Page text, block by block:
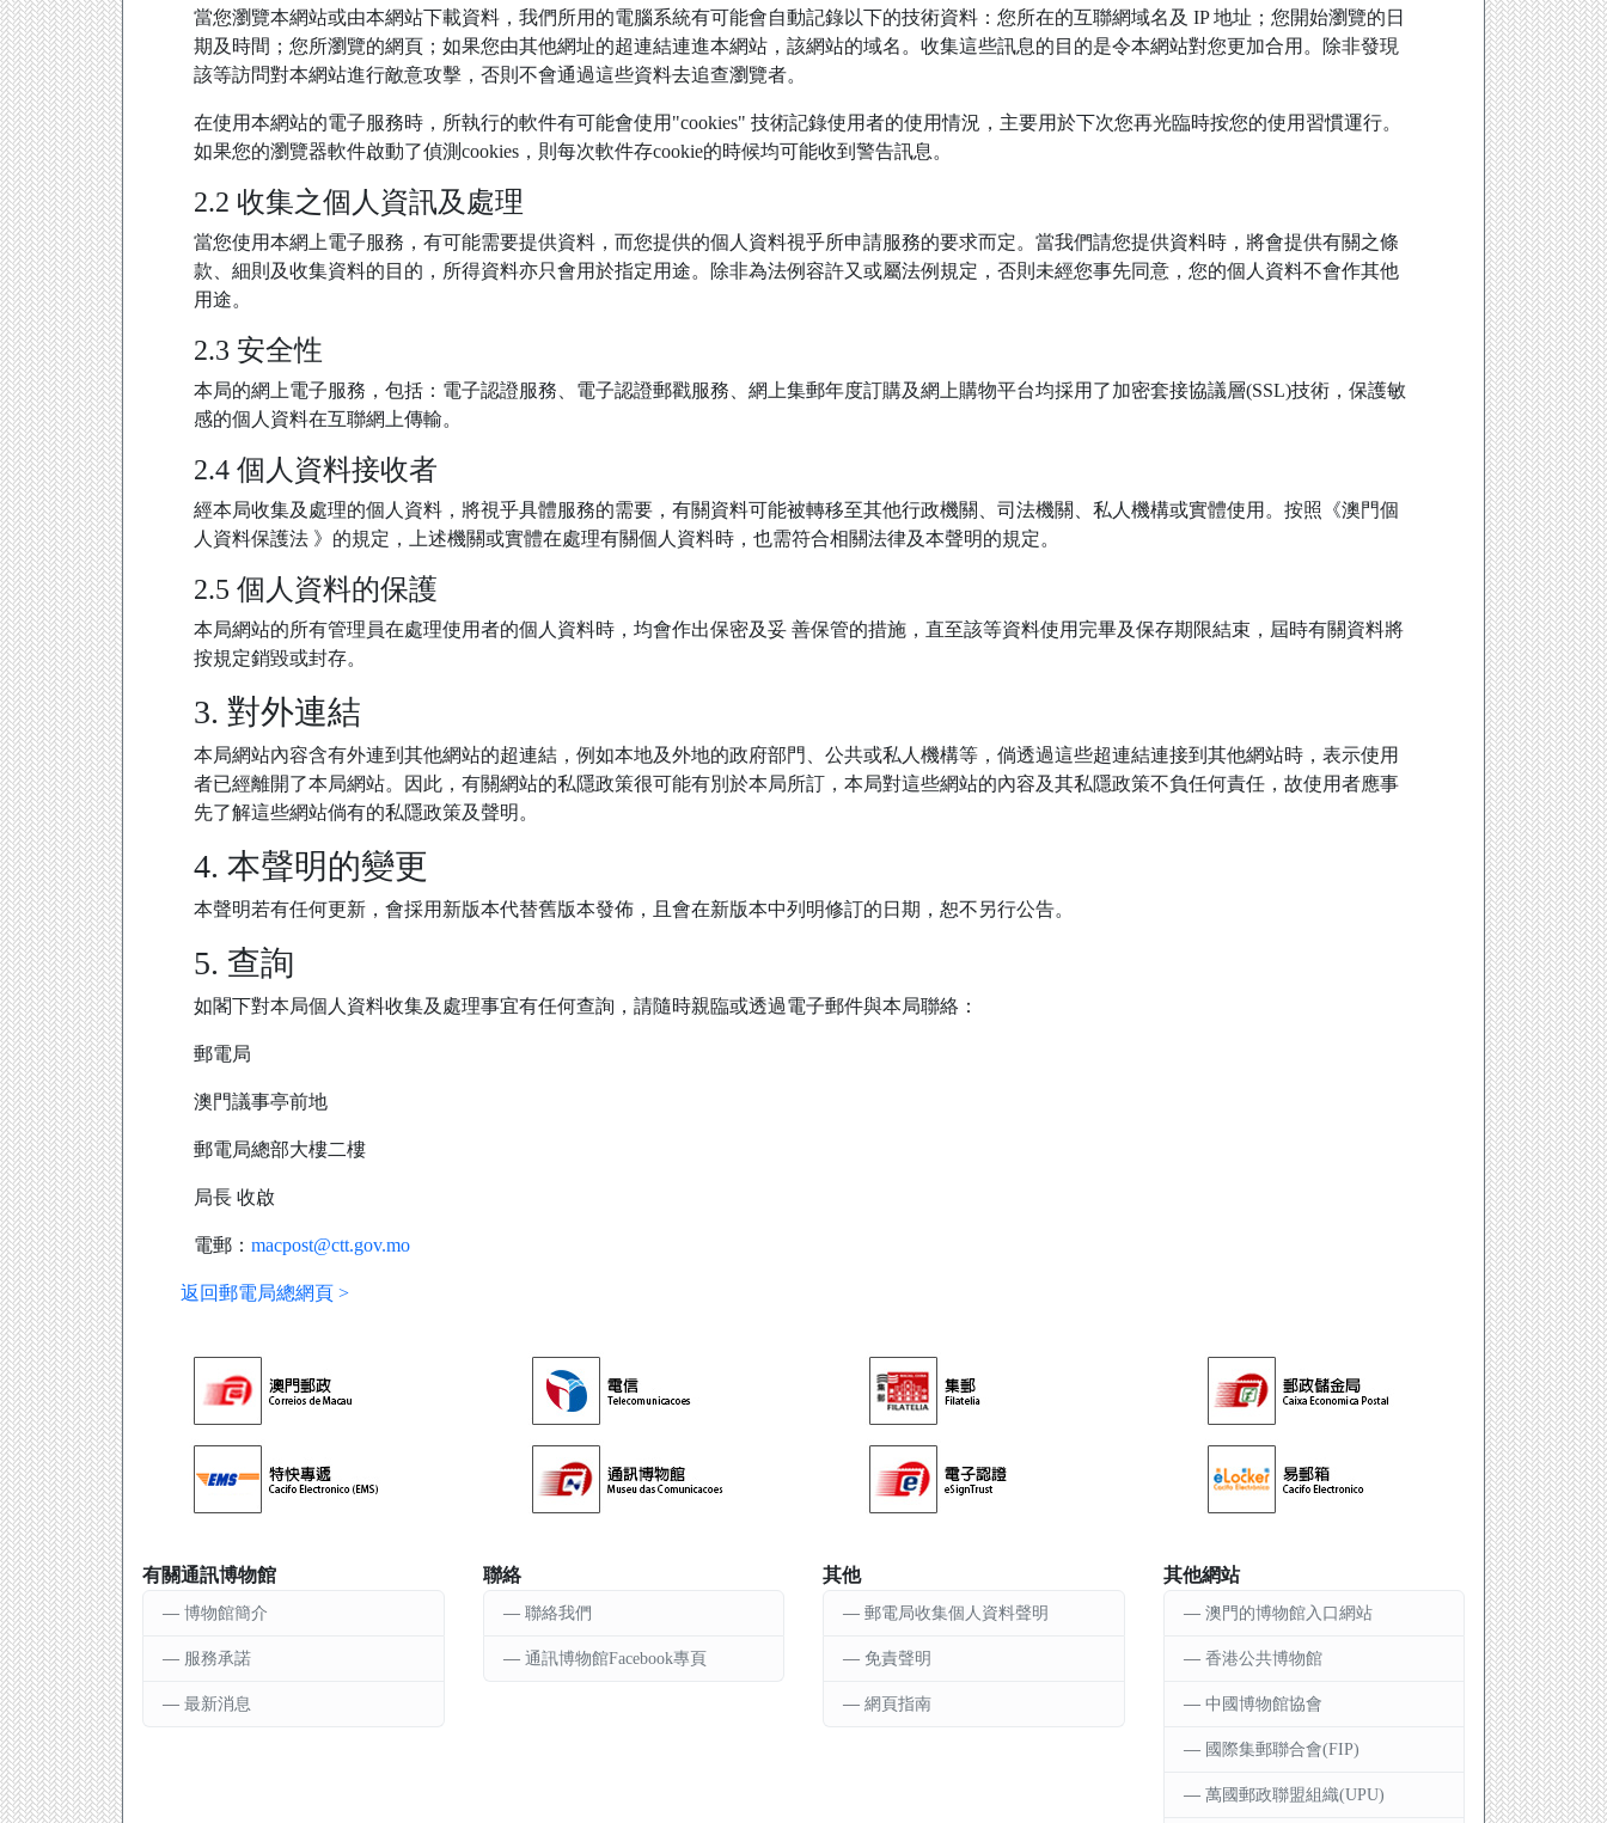
當您瀏覽本網站或由本網站下載資料，我們所用的電腦系統有可能會自動記錄以下的技術資料：您所在的互聯網域名及 IP 地址；您開始瀏覽的日
期及時間；您所瀏覽的網頁；如果您由其他網址的超連結連進本網站，該網站的域名。收集這些訊息的目的是令本網站對您更加合用。除非發現
該等訪問對本網站進行敵意攻擊，否則不會通過這些資料去追查瀏覽者。
在使用本網站的電子服務時，所執行的軟件有可能會使用"cookies" 技術記錄使用者的使用情況，主要用於下次您再光臨時按您的使用習慣運行。
如果您的瀏覽器軟件啟動了偵測cookies，則每次軟件存cookie的時候均可能收到警告訊息。
2.2 收集之個人資訊及處理
當您使用本網上電子服務，有可能需要提供資料，而您提供的個人資料視乎所申請服務的要求而定。當我們請您提供資料時，將會提供有關之條
款、細則及收集資料的目的，所得資料亦只會用於指定用途。除非為法例容許又或屬法例規定，否則未經您事先同意，您的個人資料不會作其他
用途。
2.3 安全性
本局的網上電子服務，包括：電子認證服務、電子認證郵戳服務、網上集郵年度訂購及網上購物平台均採用了加密套接協議層(SSL)技術，保護敏
感的個人資料在互聯網上傳輸。
2.4 個人資料接收者
經本局收集及處理的個人資料，將視乎具體服務的需要，有關資料可能被轉移至其他行政機關、司法機關、私人機構或實體使用。按照《澳門個
人資料保護法 》的規定，上述機關或實體在處理有關個人資料時，也需符合相關法律及本聲明的規定。
2.5 個人資料的保護
本局網站的所有管理員在處理使用者的個人資料時，均會作出保密及妥 善保管的措施，直至該等資料使用完畢及保存期限結束，屆時有關資料將
按規定銷毀或封存。
3. 對外連結
本局網站內容含有外連到其他網站的超連結，例如本地及外地的政府部門、公共或私人機構等，倘透過這些超連結連接到其他網站時，表示使用
者已經離開了本局網站。因此，有關網站的私隱政策很可能有別於本局所訂，本局對這些網站的內容及其私隱政策不負任何責任，故使用者應事
先了解這些網站倘有的私隱政策及聲明。
4. 本聲明的變更
本聲明若有任何更新，會採用新版本代替舊版本發佈，且會在新版本中列明修訂的日期，恕不另行公告。
5. 查詢
如閣下對本局個人資料收集及處理事宜有任何查詢，請隨時親臨或透過電子郵件與本局聯絡：
郵電局
澳門議事亭前地
郵電局總部大樓二樓
局長 收啟
電郵：macpost@ctt.gov.mo
返回郵電局總網頁 >
有關通訊博物館
博物館簡介
服務承諾
最新消息
聯絡
聯絡我們
通訊博物館Facebook專頁
其他
郵電局收集個人資料聲明
免責聲明
網頁指南
其他網站
澳門的博物館入口網站
香港公共博物館
中國博物館協會
國際集郵聯合會(FIP)
萬國郵政聯盟組織(UPU)